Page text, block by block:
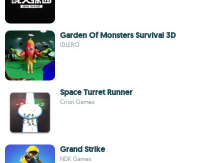
Garden Of Monsters Survival 3D
IDLERO
Space Turret Runner
Crion Games
Grand Strike
NDK Games